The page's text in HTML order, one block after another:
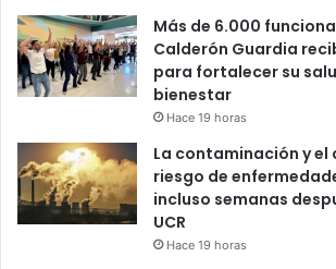
Más de 6.000
Calderón Guardia
para fortalecer su
bienestar
Hace 19 horas
La contaminación y el
riesgo de
incluso semanas
UCR
Hace 19 horas